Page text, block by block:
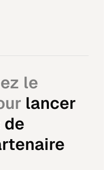
le
lancer
de